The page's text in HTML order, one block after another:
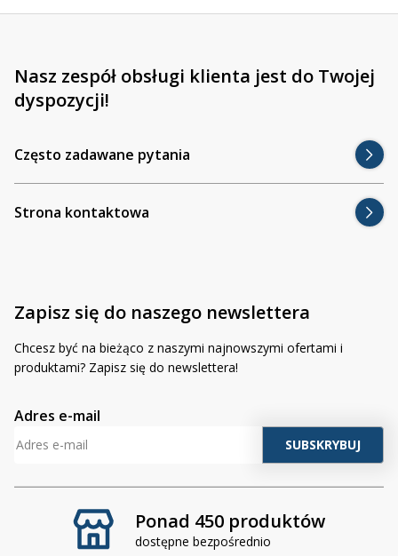
Ponad 450 produktów
dostępne bezpośrednio
Nasz zespół obsługi klienta jest do Twojej
dyspozycji!
Często zadawane pytania
Strona kontaktowa
Zapisz się do naszego newslettera
Chcesz być na bieżąco z naszymi najnowszymi ofertami i
produktami? Zapisz się do newslettera!
Adres e-mail